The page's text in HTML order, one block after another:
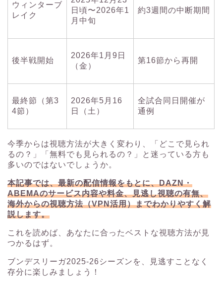
ウィンターブ
レイク
日頃〜2026年1
月中旬
約3週間の中断期間
後半戦開始
2026年1月9日
（金）
第16節から再開
最終節（第3
4節）
2026年5月16
日（土）
全試合同日開催が
通例
今季からは視聴方法が大きく変わり、「どこで見られ
るの？」「無料でも見られるの？」と迷っている方も
多いのではないでしょうか。
本記事では、最新の配信情報をもとに、DAZN・
ABEMAのサービス内容や料金、見逃し視聴の有無、
海外からの視聴方法（VPN活用）までわかりやすく解
説します。
これを読めば、あなたに合ったベストな視聴方法が見
つかるはず。
ブンデスリーガ2025-26シーズンを、見逃すことなく
存分に楽しみましょう！